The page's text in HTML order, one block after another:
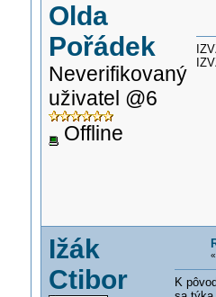
Olda
Pořádek
Neverifikovaný
uživatel @6
Offline
Ižák
Ctibor
«
K